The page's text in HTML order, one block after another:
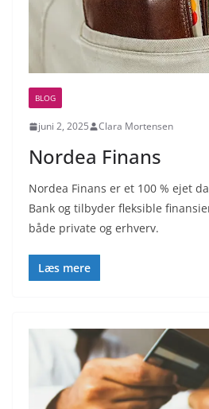
BLOG
juni 2, 2025 Clara Mortensen
Nordea Finans
Nordea Finans er et 100 % ejet
Bank og tilbyder fleksible
både private og erhverv.
Læs mere